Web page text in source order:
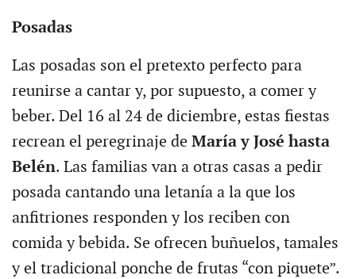
Posadas
Las posadas son el pretexto perfecto para
reunirse a cantar y, por supuesto, a comer y
beber. Del 16 al 24 de diciembre, estas fiestas
recrean el peregrinaje de María y José hasta
Belén. Las familias van a otras casas a pedir
posada cantando una letanía a la que los
anfitriones responden y los reciben con
comida y bebida. Se ofrecen buñuelos, tamales
y el tradicional ponche de frutas “con piquete”.